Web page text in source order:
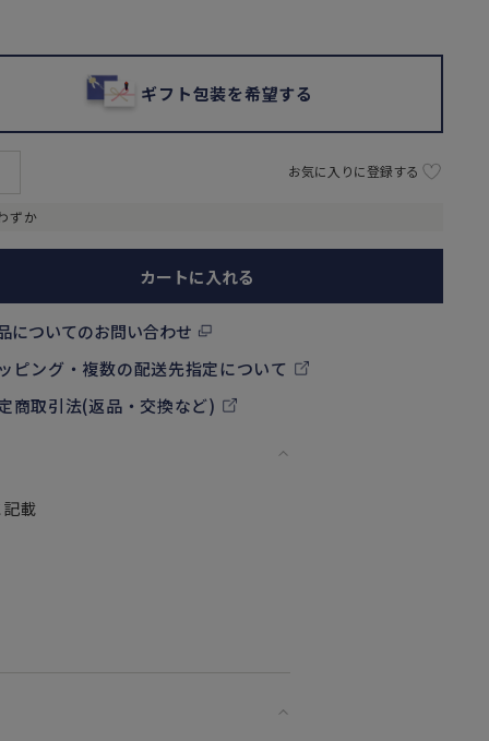
ギフト包装を希望する
ずか
お気に入りに登録する
カートに入れる
についてのお問い合わせ
ピング・複数の配送先指定について
商取引法(返品・交換など)
載